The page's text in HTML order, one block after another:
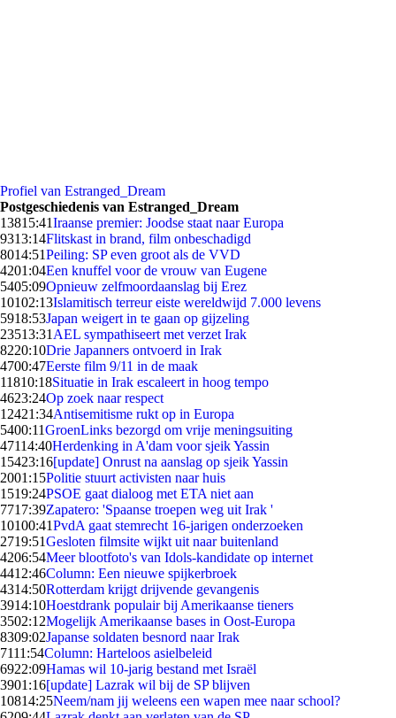
Profiel van Estranged_Dream
Postgeschiedenis van Estranged_Dream
13815:41Iraanse premier: Joodse staat naar Europa
9313:14Flitskast in brand, film onbeschadigd
8014:51Peiling: SP even groot als de VVD
4201:04Een knuffel voor de vrouw van Eugene
5405:09Opnieuw zelfmoordaanslag bij Erez
10102:13Islamitisch terreur eiste wereldwijd 7.000 levens
5918:53Japan weigert in te gaan op gijzeling
23513:31 AEL sympathiseert met verzet Irak
8220:10Drie Japanners ontvoerd in Irak
4700:47Eerste film 9/11 in de maak
11810:18Situatie in Irak escaleert in hoog tempo
4623:24Op zoek naar respect
12421:34Antisemitisme rukt op in Europa
5400:11GroenLinks bezorgd om vrije meningsuiting
47114:40Herdenking in A'dam voor sjeik Yassin
15423:16[update] Onrust na aanslag op sjeik Yassin
2001:15Politie stuurt activisten naar huis
1519:24PSOE gaat dialoog met ETA niet aan
7717:39Zapatero: 'Spaanse troepen weg uit Irak '
10100:41PvdA gaat stemrecht 16-jarigen onderzoeken
2719:51Gesloten filmsite wijkt uit naar buitenland
4206:54Meer blootfoto's van Idols-kandidate op internet
4412:46Column: Een nieuwe spijkerbroek
4314:50Rotterdam krijgt drijvende gevangenis
3914:10Hoestdrank populair bij Amerikaanse tieners
3502:12Mogelijk Amerikaanse bases in Oost-Europa
8309:02Japanse soldaten besnord naar Irak
7111:54Column: Harteloos asielbeleid
6922:09Hamas wil 10-jarig bestand met Israël
3901:16[update] Lazrak wil bij de SP blijven
10814:25Neem/nam jij weleens een wapen mee naar school?